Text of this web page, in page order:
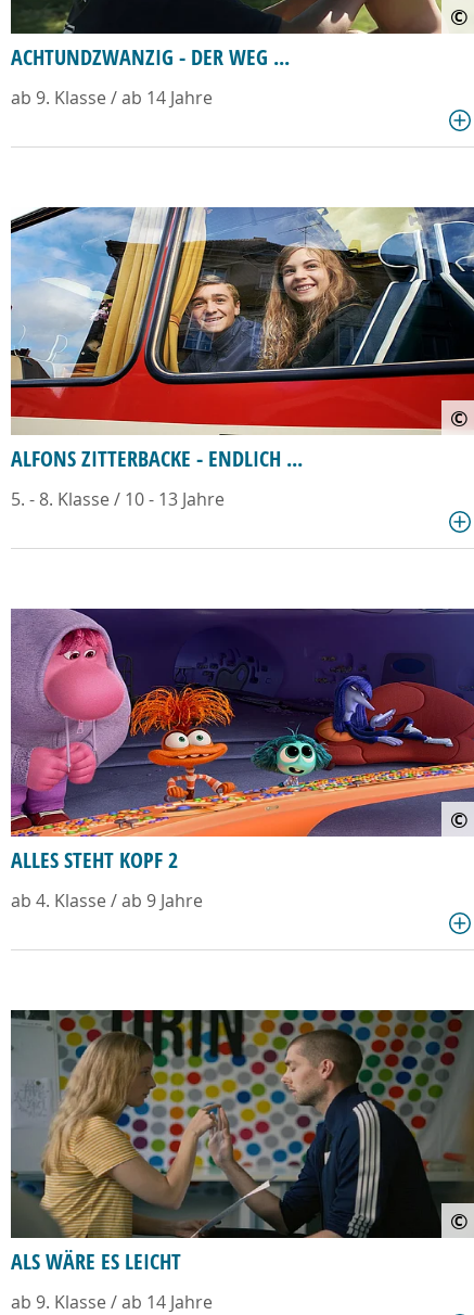
©
ACHTUNDZWANZIG - DER WEG ...
ab 9. Klasse / ab 14 Jahre
©
ALFONS ZITTERBACKE - ENDLICH ...
5. - 8. Klasse / 10 - 13 Jahre
©
ALLES STEHT KOPF 2
ab 4. Klasse / ab 9 Jahre
©
ALS WÄRE ES LEICHT
ab 9. Klasse / ab 14 Jahre